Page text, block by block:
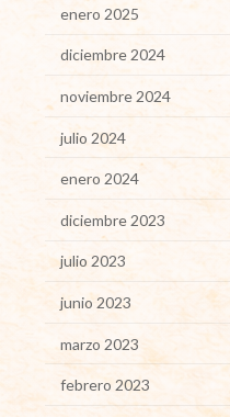
enero 2025
diciembre 2024
noviembre 2024
julio 2024
enero 2024
diciembre 2023
julio 2023
junio 2023
marzo 2023
febrero 2023